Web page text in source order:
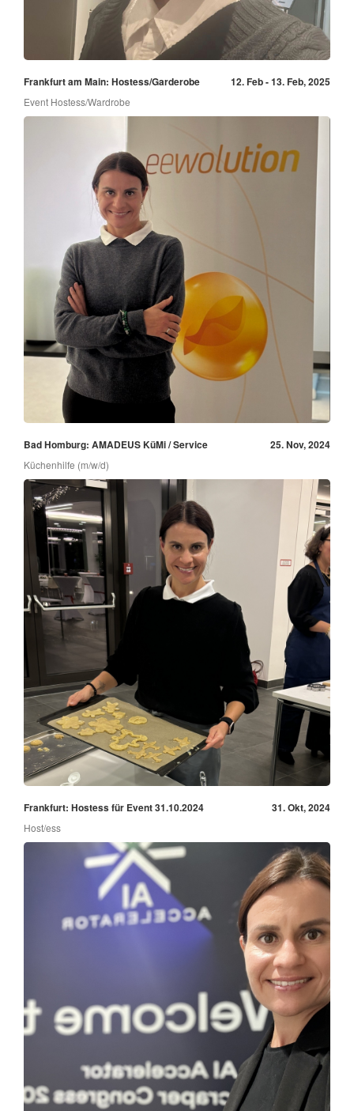
Frankfurt am Main: Hostess/Garderobe 12. Feb - 13. Feb, 2025
Event Hostess/Wardrobe
Bad Homburg: AMADEUS KüMi / Service 25. Nov, 2024
Küchenhilfe (m/w/d)
Frankfurt: Hostess für Event 31.10.2024 31. Okt, 2024
Host/ess